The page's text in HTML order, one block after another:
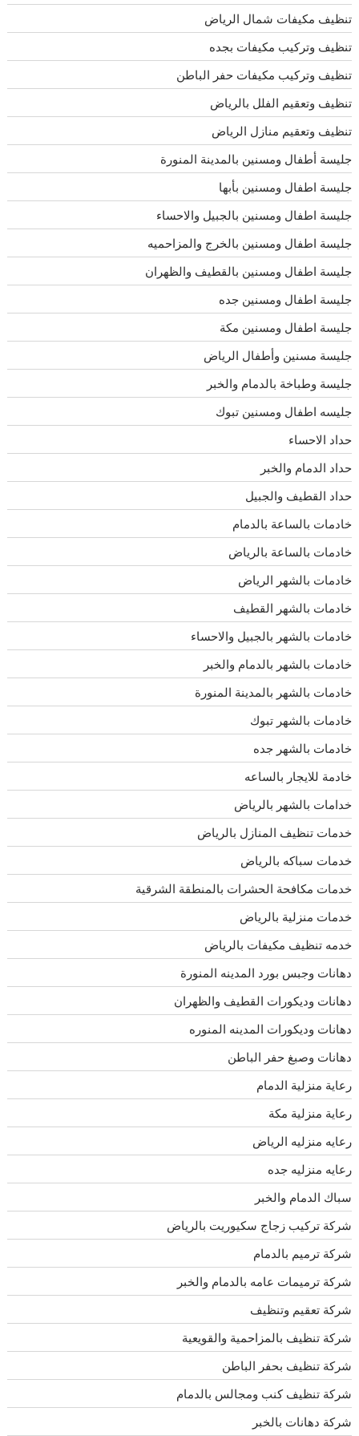
تنظيف مكيفات شمال الرياض
تنظيف وتركيب مكيفات بجده
تنظيف وتركيب مكيفات حفر الباطن
تنظيف وتعقيم الفلل بالرياض
تنظيف وتعقيم منازل الرياض
جليسة أطفال ومسنين بالمدينة المنورة
جليسة اطفال ومسنين بأبها
جليسة اطفال ومسنين بالجبيل والاحساء
جليسة اطفال ومسنين بالخرج والمزاحميه
جليسة اطفال ومسنين بالقطيف والظهران
جليسة اطفال ومسنين جده
جليسة اطفال ومسنين مكة
جليسة مسنين وأطفال الرياض
جليسة وطباخة بالدمام والخبر
جليسه اطفال ومسنين تبوك
حداد الاحساء
حداد الدمام والخبر
حداد القطيف والجبيل
خادمات بالساعة بالدمام
خادمات بالساعة بالرياض
خادمات بالشهر الرياض
خادمات بالشهر القطيف
خادمات بالشهر بالجبيل والاحساء
خادمات بالشهر بالدمام والخبر
خادمات بالشهر بالمدينة المنورة
خادمات بالشهر تبوك
خادمات بالشهر جده
خادمة للايجار بالساعه
خدامات بالشهر بالرياض
خدمات تنظيف المنازل بالرياض
خدمات سباكه بالرياض
خدمات مكافحة الحشرات بالمنطقة الشرقية
خدمات منزلية بالرياض
خدمه تنظيف مكيفات بالرياض
دهانات وجبس بورد المدينه المنورة
دهانات وديكورات القطيف والظهران
دهانات وديكورات المدينه المنوره
دهانات وصبغ حفر الباطن
رعاية منزلية الدمام
رعاية منزلية مكة
رعايه منزليه الرياض
رعايه منزليه جده
سباك الدمام والخبر
شركة تركيب زجاج سكيوريت بالرياض
شركة ترميم بالدمام
شركة ترميمات عامه بالدمام والخبر
شركة تعقيم وتنظيف
شركة تنظيف بالمزاحمية والقويعية
شركة تنظيف بحفر الباطن
شركة تنظيف كنب ومجالس بالدمام
شركة دهانات بالخبر